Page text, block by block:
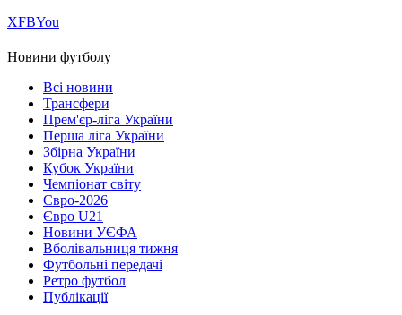
ХFBYou
Новини футболу
Всі новини
Трансфери
Прем'єр-ліга України
Перша ліга України
Збірна України
Кубок України
Чемпіонат світу
Євро-2026
Євро U21
Новини УЄФА
Вболівальниця тижня
Футбольні передачі
Ретро футбол
Публікації